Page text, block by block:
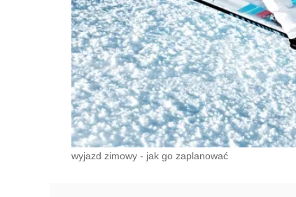
wyjazd zimowy - jak go zaplanować